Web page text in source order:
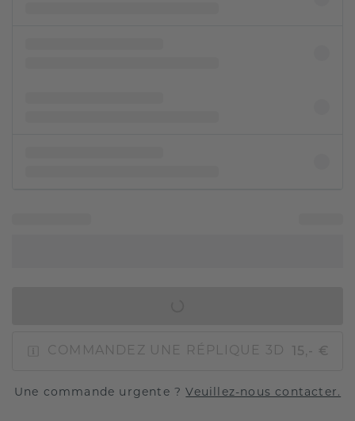
COMMANDEZ UNE RÉPLIQUE 3D 15,- €
Une commande urgente ?Veuillez-nous contacter.